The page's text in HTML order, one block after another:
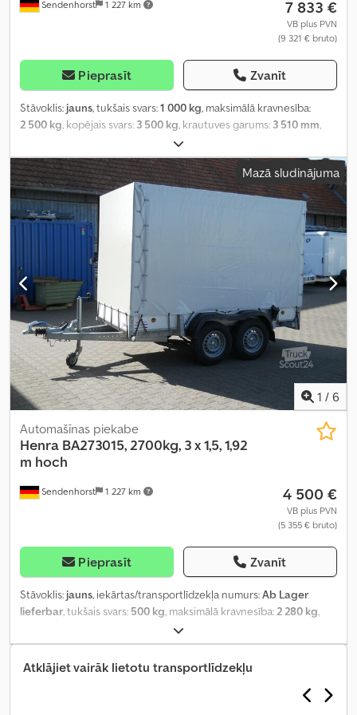
Sendenhorst 1 227 km 7 833 €
VB plus PVN
(9 321 € bruto)
Pieprasīt Zvanīt
Stāvoklis: jauns, tukšais svars:1 000 kg, maksimālā kravnesība:
2 500 kg , kopējais svars: 3 500 kg , krautuves garums: 3 510 mm
1 850 mm
augstums:400 mm, iekraušanas telpas tilpums:2,6 m³, piekares
sistēma:tērauds, riepas izmērs:195/50 R 13C schwarz, riteņu
bāze:750 mm, Ražošanas gads: 2026, Aprīkojums:
augšupielādētājs
Mazā sludinājuma
1 / 6
Sendenhorst 1 227 km
Automašīnas piekabe
Henra BA273015, 2700kg, 3 x 1,5, 1,92
m hoch
4 500 €
VB plus PVN
(5 355 € bruto)
Pieprasīt Zvanīt
Stāvoklis: jauns, iekārtas/transportlīdzekļa numurs:Ab Lager
lieferbar, tukšais svars: 500 kg, maksimālā kravnesība:2 280 kg,
, asu konfigurācija:
reģistrācija:03/2024, nākamā pārbaude (TÜV):03/2026, krautuves
garums:
3 015 mm , iekraušanas vietas platums: 1 505 mm
iekraušanas telpas augstums:
1 920 mm , riepas izmērs:
Atklājiet vairāk lietotu transportlīdzekļu